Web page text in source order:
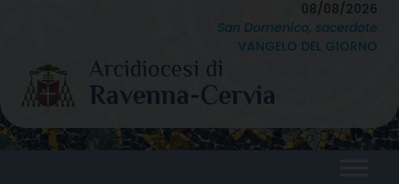
content
08/08/2026
San Domenico, sacerdote
VANGELO DEL GIORNO